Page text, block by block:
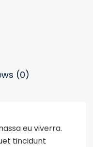
(0)
eu viverra.
tincidunt